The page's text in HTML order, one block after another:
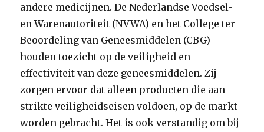
andere medicijnen. De Nederlandse Voedsel-
en Warenautoriteit (NVWA) en het College ter
Beoordeling van Geneesmiddelen (CBG)
houden toezicht op de veiligheid en
effectiviteit van deze geneesmiddelen. Zij
zorgen ervoor dat alleen producten die aan
strikte veiligheidseisen voldoen, op de markt
worden gebracht. Het is ook verstandig om bij